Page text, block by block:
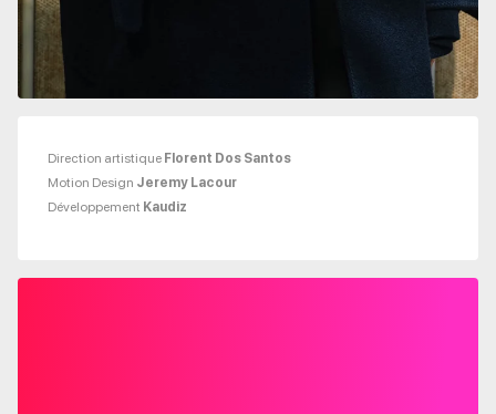
Direction artistique Florent Dos Santos
Motion Design Jeremy Lacour
Développement Kaudiz